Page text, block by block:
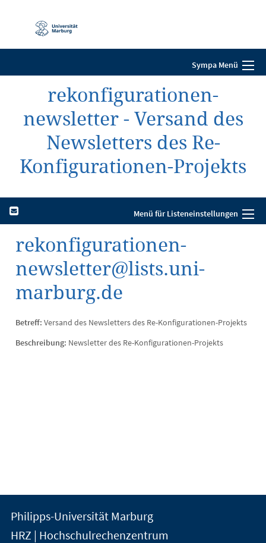
Navigation
Sympa Menü
rekonfigurationen-
newsletter - Versand des
Newsletters des Re-
Konfigurationen-Projekts
Menü für Listeneinstellungen
rekonfigurationen-
newsletter@lists.uni-
marburg.de
Betreff: Versand des Newsletters des Re-Konfigurationen-Projekts
Beschreibung: Newsletter des Re-Konfigurationen-Projekts
Kontakt
und
der
Philipps-Universität Marburg
HRZ | Hochschulrechenzentrum